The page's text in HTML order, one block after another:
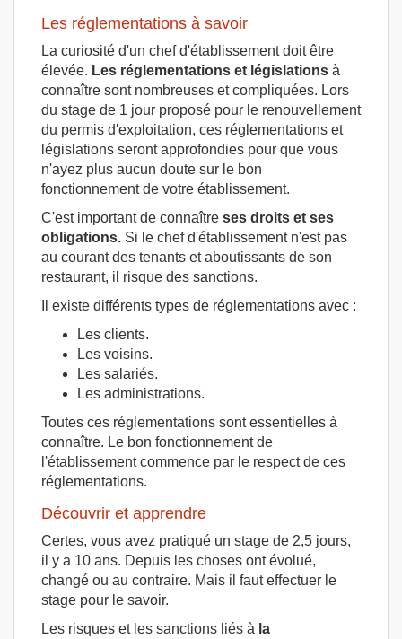
Les réglementations à savoir
La curiosité d'un chef d'établissement doit être
élevée. Les réglementations et législations à
connaître sont nombreuses et compliquées. Lors
du stage de 1 jour proposé pour le renouvellement
du permis d'exploitation, ces réglementations et
législations seront approfondies pour que vous
n'ayez plus aucun doute sur le bon
fonctionnement de votre établissement.
C'est important de connaître ses droits et ses
obligations. Si le chef d'établissement n'est pas
au courant des tenants et aboutissants de son
restaurant, il risque des sanctions.
Il existe différents types de réglementations avec :
Les clients.
Les voisins.
Les salariés.
Les administrations.
Toutes ces réglementations sont essentielles à
connaître. Le bon fonctionnement de
l'établissement commence par le respect de ces
réglementations.
Découvrir et apprendre
Certes, vous avez pratiqué un stage de 2,5 jours,
il y a 10 ans. Depuis les choses ont évolué,
changé ou au contraire. Mais il faut effectuer le
stage pour le savoir.
Les risques et les sanctions liés à la